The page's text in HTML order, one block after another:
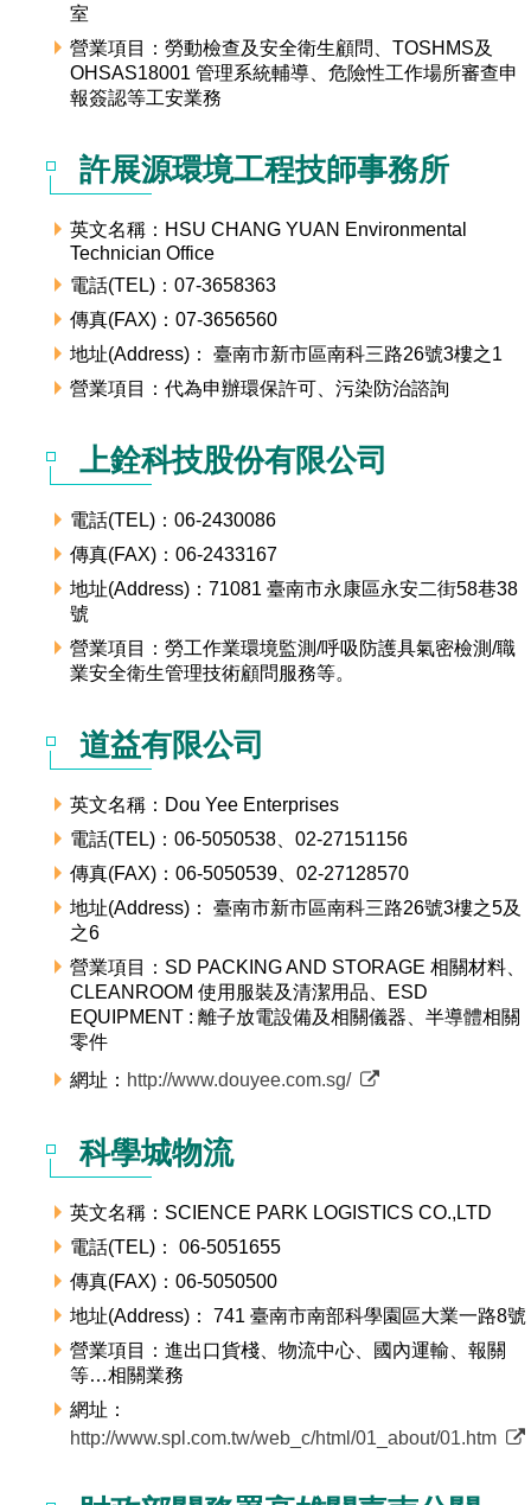
自行車道網
南科實中
人文景觀地圖
南科創業工坊
企業社會責任
永續LOHAS綠色園區
生態資產
網站
勞資管理
建築管理
營建管理
場地借用
室
營業項目：勞動檢查及安全衛生顧問、TOSHMS及
OHSAS18001 管理系統輔導、危險性工作場所審查申
報簽認等工安業務
許展源環境工程技師事務所
英文名稱：HSU CHANG YUAN Environmental
Technician Office
電話(TEL)：07-3658363
傳真(FAX)：07-3656560
地址(Address)： 臺南市新市區南科三路26號3樓之1
營業項目：代為申辦環保許可、污染防治諮詢
上銓科技股份有限公司
電話(TEL)：06-2430086
傳真(FAX)：06-2433167
地址(Address)：71081 臺南市永康區永安二街58巷38
號
營業項目：勞工作業環境監測/呼吸防護具氣密檢測/職
業安全衛生管理技術顧問服務等。
道益有限公司
英文名稱：Dou Yee Enterprises
電話(TEL)：06-5050538、02-27151156
傳真(FAX)：06-5050539、02-27128570
地址(Address)： 臺南市新市區南科三路26號3樓之5及
之6
營業項目：SD PACKING AND STORAGE 相關材料、
CLEANROOM 使用服裝及清潔用品、ESD
EQUIPMENT : 離子放電設備及相關儀器、半導體相關
零件
網址： http://www.douyee.com.sg/
科學城物流
英文名稱：SCIENCE PARK LOGISTICS CO.,LTD
電話(TEL)： 06-5051655
傳真(FAX)：06-5050500
地址(Address)： 741 臺南市南部科學園區大業一路8號
營業項目：進出口貨棧、物流中心、國內運輸、報關
等…相關業務
網址：
http://www.spl.com.tw/web_c/html/01_about/01.htm